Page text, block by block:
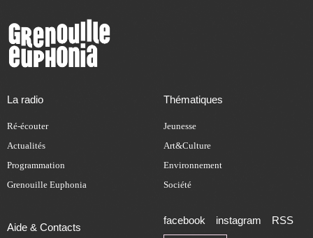
La radio
Ré-écouter
Actualités
Programmation
Grenouille Euphonia
Thématiques
Jeunesse
Art&Culture
Environnement
Société
Aide & Contacts
facebook instagram RSS